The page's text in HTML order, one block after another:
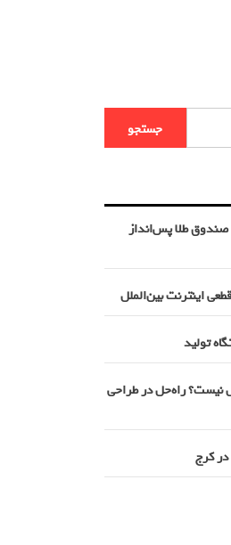
طلا پس‌انداز
اینترنت بین‌الملل
تولید
نیست؟ راه‌حل در طراحی
کرج